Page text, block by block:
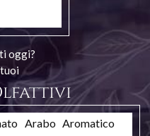
oggi?
Arabo Aromatico